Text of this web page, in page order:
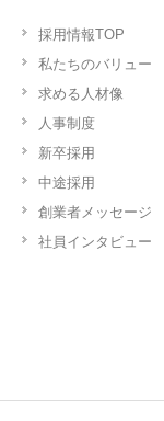
採用情報TOP
私たちのバリュー
求める人材像
人事制度
新卒採用
中途採用
創業者メッセージ
社員インタビュー